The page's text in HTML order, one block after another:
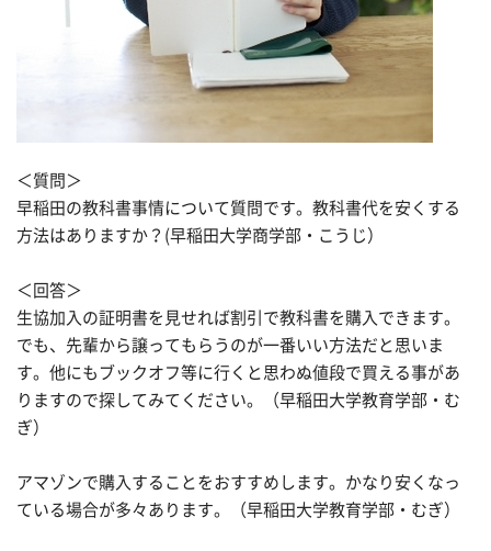
＜質問＞
早稲田の教科書事情について質問です。教科書代を安くする
方法はありますか？(早稲田大学商学部・こうじ）
＜回答＞
生協加入の証明書を見せれば割引で教科書を購入できます。
でも、先輩から譲ってもらうのが一番いい方法だと思いま
す。他にもブックオフ等に行くと思わぬ値段で買える事があ
りますので探してみてください。（早稲田大学教育学部・む
ぎ）
アマゾンで購入することをおすすめします。かなり安くなっ
ている場合が多々あります。（早稲田大学教育学部・むぎ）